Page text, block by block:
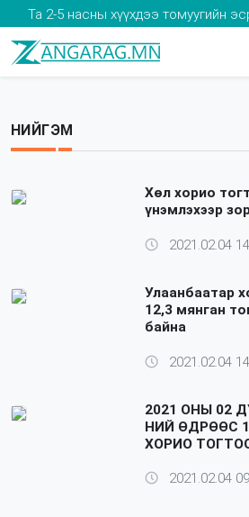
НИЙГЭМ
Хөл хорио
үнэмлэхээр
2021.02.04
Улаанбаатар
12,3 мянган
байна
2021.02.04
2021 ОНЫ 02
НИЙ ӨДРӨӨС
ХОРИО
2021.02.04